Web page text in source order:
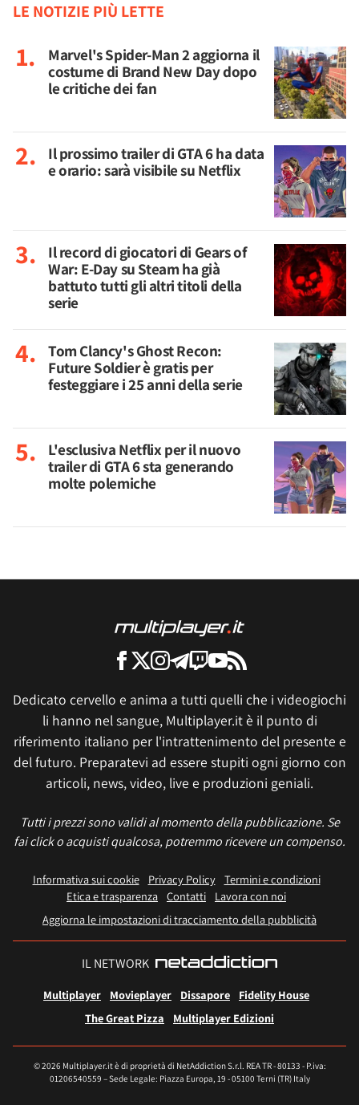
LE NOTIZIE PIÙ LETTE
Marvel's Spider-Man 2 aggiorna il
costume di Brand New Day dopo
le critiche dei fan
Il prossimo trailer di GTA 6 ha data
e orario: sarà visibile su Netflix
Il record di giocatori di Gears of
War: E-Day su Steam ha già
battuto tutti gli altri titoli della
serie
Tom Clancy's Ghost Recon:
Future Soldier è gratis per
festeggiare i 25 anni della serie
L'esclusiva Netflix per il nuovo
trailer di GTA 6 sta generando
molte polemiche
Dedicato cervello e anima a tutti quelli che i videogiochi
li hanno nel sangue, Multiplayer.it è il punto di
riferimento italiano per l'intrattenimento del presente e
del futuro. Preparatevi ad essere stupiti ogni giorno con
articoli, news, video, live e produzioni geniali.
Tutti i prezzi sono validi al momento della pubblicazione. Se
fai click o acquisti qualcosa, potremmo ricevere un compenso.
Informativa sui cookie Privacy Policy
Termini e condizioni
Etica e trasparenza Contatti
Lavora con noi
Aggiorna le impostazioni di tracciamento della pubblicità
IL NETWORK
Multiplayer Movieplayer Dissapore
Fidelity House
The Great Pizza
Multiplayer Edizioni
© 2026 Multiplayer.it è di proprietà di NetAddiction S.r.l. REA TR - 80133 - P.iva:
01206540559 – Sede Legale: Piazza Europa, 19 - 05100 Terni (TR) Italy